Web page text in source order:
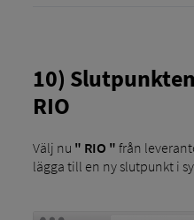
10)
RIO
Välj nu " RIO " från
lägga till en ny slutpunkt i